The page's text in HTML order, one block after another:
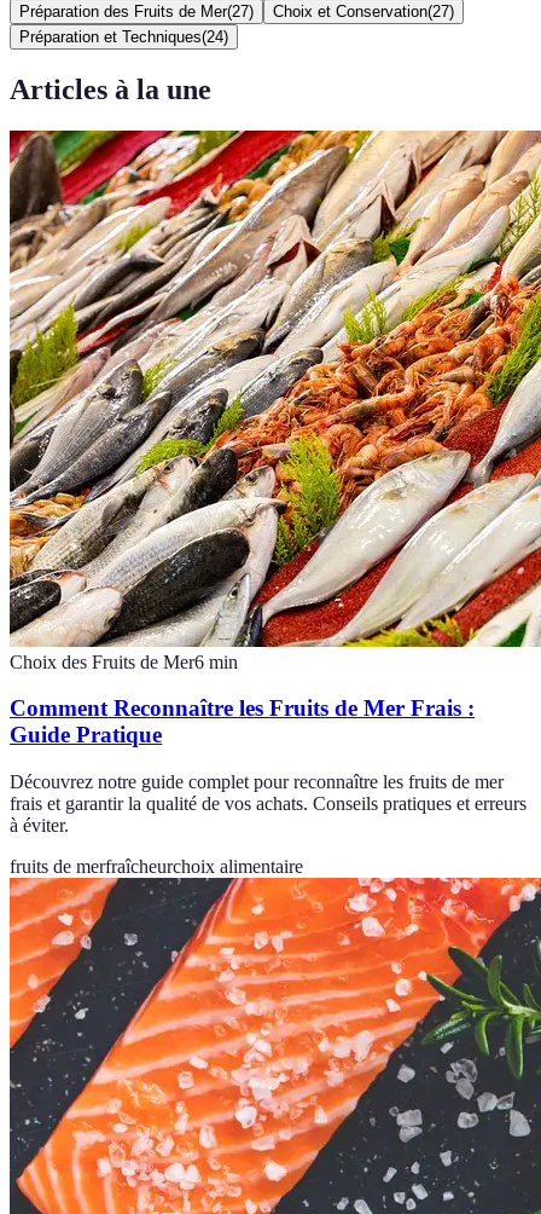
Préparation des Fruits de Mer(27) Choix et Conservation(27)
Préparation et Techniques(24)
Articles à la une
Choix des Fruits de Mer6 min
Comment Reconnaître les Fruits de Mer Frais :
Guide Pratique
Découvrez notre guide complet pour reconnaître les fruits de mer
frais et garantir la qualité de vos achats. Conseils pratiques et erreurs
à éviter.
fruits de merfraîcheurchoix alimentaire